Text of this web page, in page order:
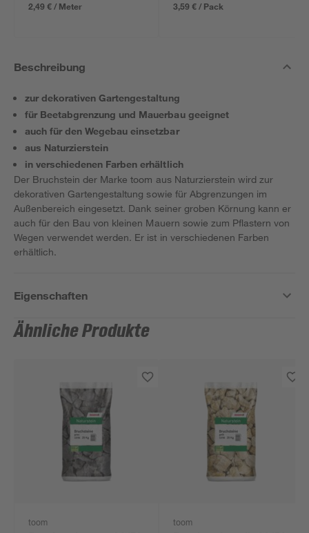
2,49 € / Meter
3,59 € / Pack
Beschreibung
zur dekorativen Gartengestaltung
für Beetabgrenzung und Mauerbau geeignet
auch für den Wegebau einsetzbar
aus Naturzierstein
in verschiedenen Farben erhältlich
Der Bruchstein der Marke toom aus Naturzierstein wird zur
dekorativen Gartengestaltung sowie für Abgrenzungen im
Außenbereich eingesetzt. Dank seiner groben Körnung kann er
auch für den Bau von kleinen Mauern sowie zum Pflastern von
Wegen verwendet werden. Er ist in verschiedenen Farben
erhältlich.
Eigenschaften
Ähnliche Produkte
toom toom